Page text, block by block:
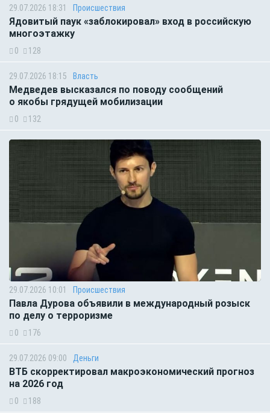
29.07.2026 18:31 Происшествия
Ядовитый паук «заблокировал» вход в российскую
многоэтажку
0 128
29.07.2026 18:15 Власть
Медведев высказался по поводу сообщений
о якобы грядущей мобилизации
0 132
29.07.2026 10:01 Происшествия
Павла Дурова объявили в международный розыск
по делу о терроризме
0 176
29.07.2026 09:00 Деньги
ВТБ скорректировал макроэкономический прогноз
на 2026 год
0 188